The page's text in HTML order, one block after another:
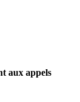
aux appels